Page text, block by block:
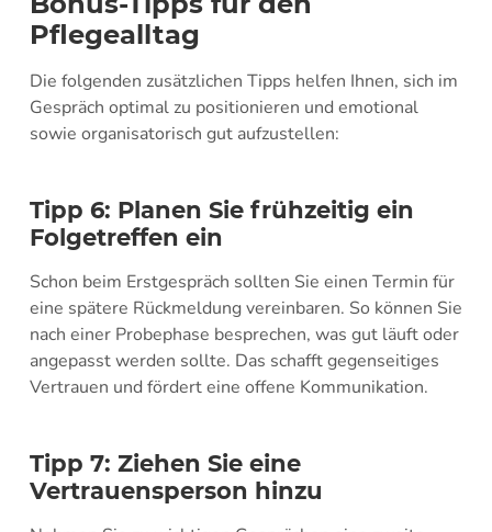
Pflegealltag
Die folgenden zusätzlichen Tipps helfen Ihnen, sich im
Gespräch optimal zu positionieren und emotional
sowie organisatorisch gut aufzustellen:
Tipp 6: Planen Sie frühzeitig ein
Folgetreffen ein
Schon beim Erstgespräch sollten Sie einen Termin für
eine spätere Rückmeldung vereinbaren. So können Sie
nach einer Probephase besprechen, was gut läuft oder
angepasst werden sollte. Das schafft gegenseitiges
Vertrauen und fördert eine offene Kommunikation.
Tipp 7: Ziehen Sie eine
Vertrauensperson hinzu